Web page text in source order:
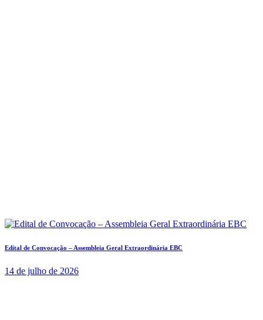
Edital de Convocação – Assembleia Geral Extraordinária EBC
14 de julho de 2026